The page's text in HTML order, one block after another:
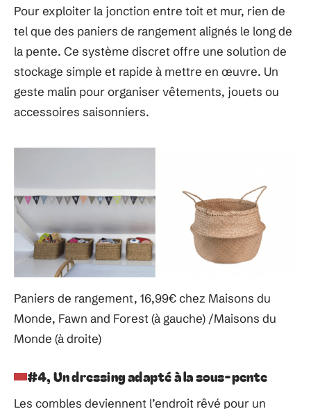
Pour exploiter la jonction entre toit et mur, rien de
tel que des paniers de rangement alignés le long de
la pente. Ce système discret offre une solution de
stockage simple et rapide à mettre en œuvre. Un
geste malin pour organiser vêtements, jouets ou
accessoires saisonniers.
Paniers de rangement, 16,99€ chez Maisons du
Monde, Fawn and Forest (à gauche) /Maisons du
Monde (à droite)
#4, Un dressing adapté à la sous-pente
Les combles deviennent l’endroit rêvé pour un